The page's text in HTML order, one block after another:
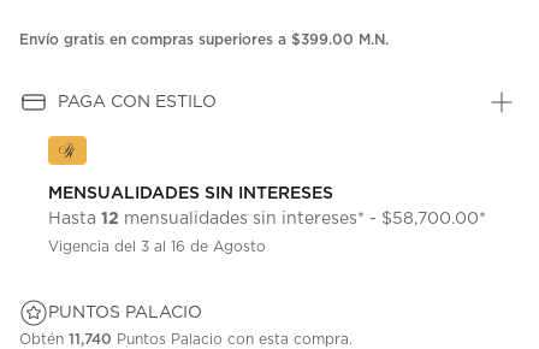
Envío gratis en compras superiores a $399.00 M.N.
PAGA CON ESTILO
MENSUALIDADES SIN INTERESES
Hasta 12 mensualidades sin intereses* - $58,700.00*
Vigencia del 3 al 16 de Agosto
PUNTOS PALACIO
Obtén 11,740 Puntos Palacio con esta compra.